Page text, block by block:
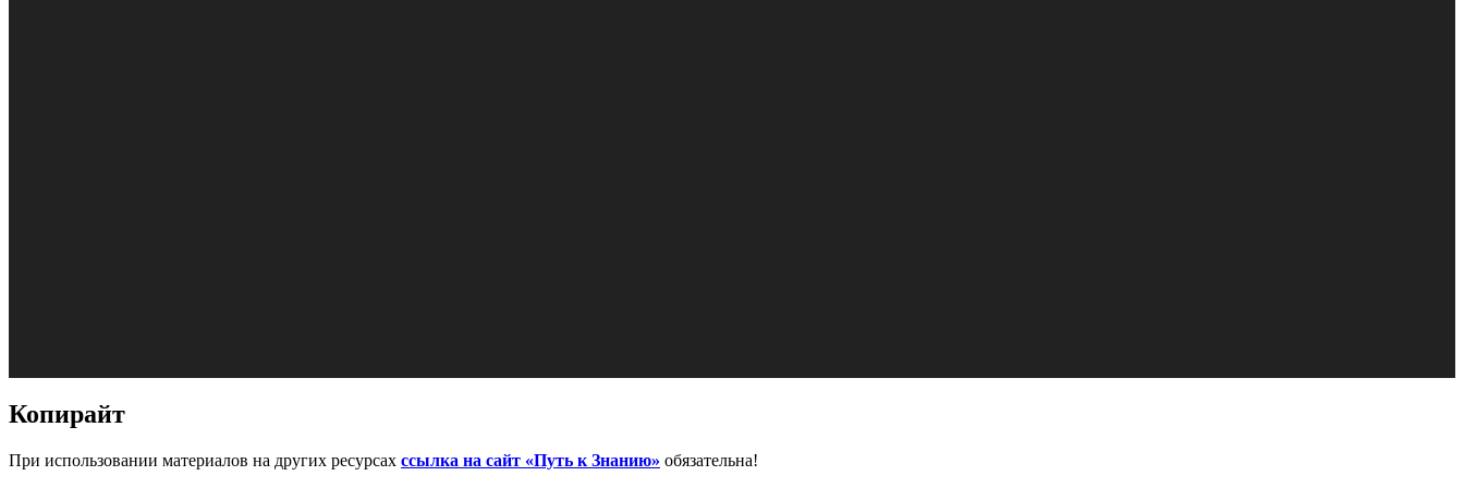
Копирайт
При использовании материалов на других ресурсах ссылка на сайт «Путь к Знанию» обязательна!